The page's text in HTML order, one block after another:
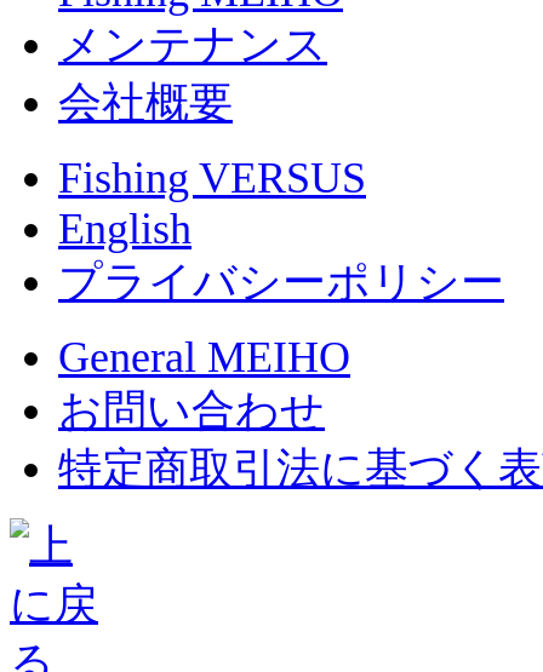
メンテナンス
会社概要
Fishing VERSUS
English
プライバシーポリシー
General MEIHO
お問い合わせ
特定商取引法に基づく